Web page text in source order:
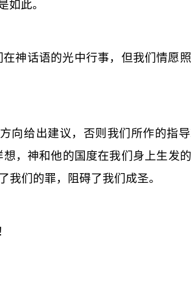
如此。
神话语的光中行事，但我们情愿
向给出建议，否则我们所作的指
，神和他的国度在我们身上生发
们的罪，阻碍了我们成圣。